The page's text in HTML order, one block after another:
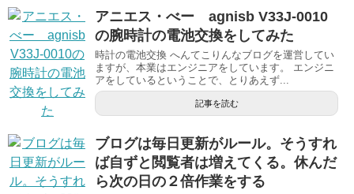
アニエス・べー agnisb V33J-0010
の腕時計の電池交換をしてみた
時計の電池交換 へんてこりんなブログを運営してい
ますが、本業はエンジニアをしています。 エンジニ
アをしているということで、とりあえず...
記事を読む
ブログは毎日更新がルール。そうすれ
ば自ずと閲覧者は増えてくる。休んだ
ら次の日の２倍作業をする